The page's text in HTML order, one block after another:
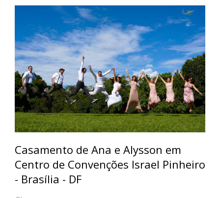
Casamento de Ana e Alysson em
Centro de Convenções Israel Pinheiro
- Brasília - DF